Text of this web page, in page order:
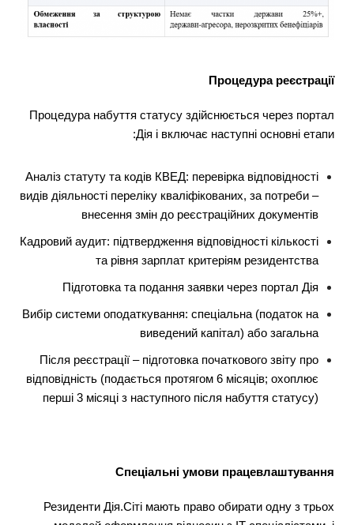
Процедура реєстрації
Процедура набуття статусу здійснюється через портал
Дія і включає наступні основні етапи:
Аналіз статуту та кодів КВЕД: перевірка відповідності
видів діяльності переліку кваліфікованих, за потреби –
внесення змін до реєстраційних документів
Кадровий аудит: підтвердження відповідності кількості
та рівня зарплат критеріям резидентства
Підготовка та подання заявки через портал Дія
Вибір системи оподаткування: спеціальна (податок на
виведений капітал) або загальна
Після реєстрації – підготовка початкового звіту про
відповідність (подається протягом 6 місяців; охоплює
перші 3 місяці з наступного після набуття статусу)
Спеціальні умови працевлаштування
Резиденти Дія.Сіті мають право обирати одну з трьох